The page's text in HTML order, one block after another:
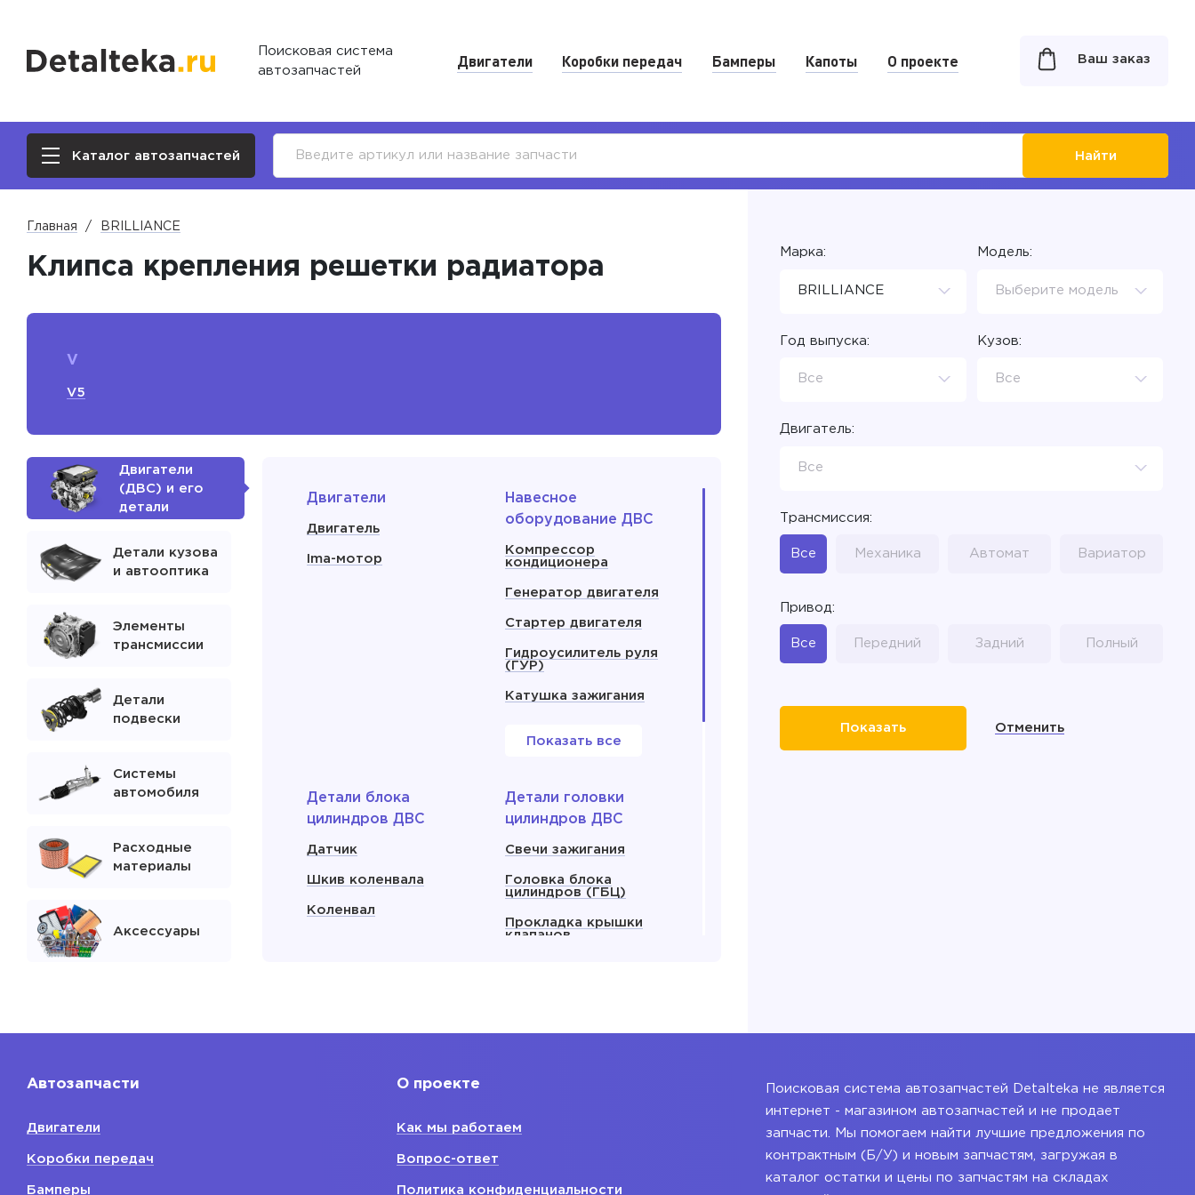
Поисковая система
автозапчастей
Двигатели Коробки передач Бамперы Капоты О проекте Ваш заказ
Каталог автозапчастей Найти
Главная BRILLIANCE
Клипса крепления решетки радиатора
V
V5
Двигатели
(ДВС) и его
детали
Детали кузова
и автооптика
Элементы
трансмиссии
Детали
подвески
Системы
автомобиля
Расходные
материалы
Аксессуары
Двигатели
Двигатель
Ima-мотор
Навесное
оборудование ДВС
Компрессор
кондиционера
Генератор двигателя
Стартер двигателя
Гидроусилитель руля
(ГУР)
Катушка зажигания
Показать все
Детали блока
цилиндров ДВС
Датчик
Шкив коленвала
Коленвал
Детали головки
цилиндров ДВС
Свечи зажигания
Головка блока
цилиндров (ГБЦ)
Прокладка крышки
клапанов
Блок двигателя
Марка:
BRILLIANCE
Модель:
Выберите модель
Год выпуска:
Все
Кузов:
Все
Двигатель:
Все
Трансмиссия:
Все Механика Автомат Вариатор
Привод:
Все Передний Задний Полный
Отменить
Автозапчасти
Двигатели
Коробки передач
Бамперы
О проекте
Как мы работаем
Вопрос-ответ
Политика конфиденциальности
Поисковая система автозапчастей Detalteka не является
интернет - магазином автозапчастей и не продает
запчасти. Мы помогаем найти лучшие предложения по
контрактным (Б/У) и новым запчастям, загружая в
каталог остатки и цены по запчастям на складах